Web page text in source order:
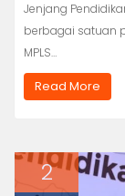
Jenjang
berbagai satuan
MPLS…
Read More
2